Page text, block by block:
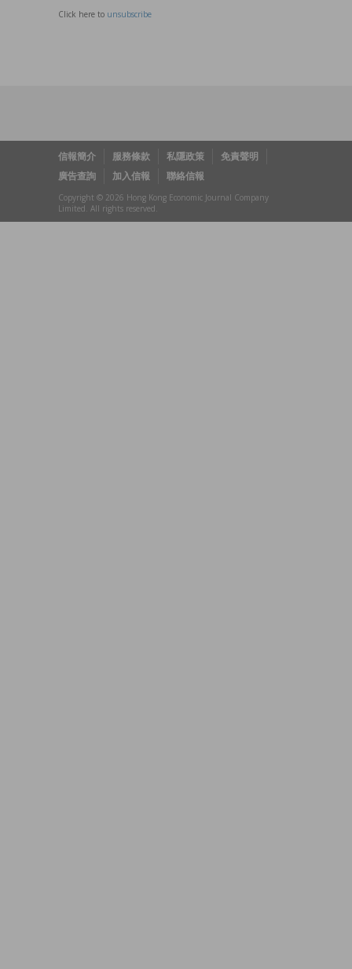
Click here to unsubscribe
信報簡介 服務條款 私隱政策
免責聲明
廣告查詢
加入信報 聯絡信報
Copyright © 2026 Hong Kong Economic Journal Company
Limited. All rights reserved.